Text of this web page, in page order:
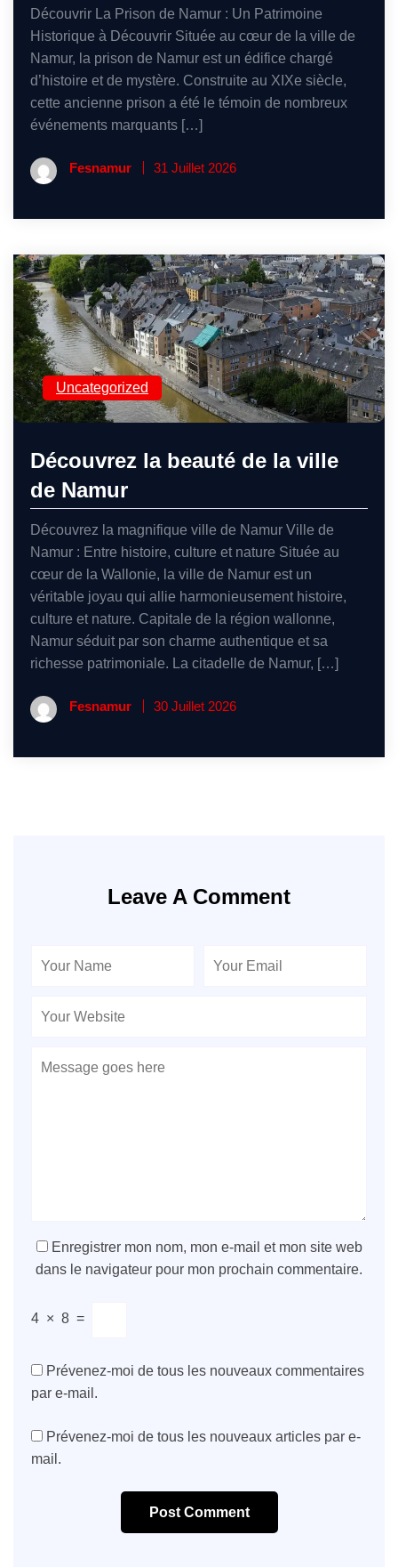
Découvrir La Prison de Namur : Un Patrimoine
Historique à Découvrir Située au cœur de la ville de
Namur, la prison de Namur est un édifice chargé
d’histoire et de mystère. Construite au XIXe siècle,
cette ancienne prison a été le témoin de nombreux
événements marquants […]
Fesnamur 31 Juillet 2026
Uncategorized
Découvrez la beauté de la ville
de Namur
Découvrez la magnifique ville de Namur Ville de
Namur : Entre histoire, culture et nature Située au
cœur de la Wallonie, la ville de Namur est un
véritable joyau qui allie harmonieusement histoire,
culture et nature. Capitale de la région wallonne,
Namur séduit par son charme authentique et sa
richesse patrimoniale. La citadelle de Namur, […]
Fesnamur 30 Juillet 2026
Leave A Comment
Enregistrer mon nom, mon e-mail et mon site web
dans le navigateur pour mon prochain commentaire.
4 × 8 =
Prévenez-moi de tous les nouveaux commentaires
par e-mail.
Prévenez-moi de tous les nouveaux articles par e-
mail.
Post Comment